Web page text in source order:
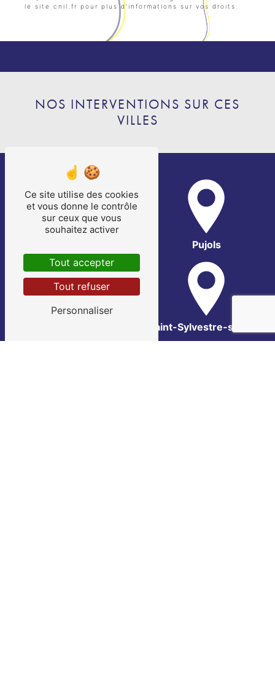
le site cnil.fr pour plus d’informations sur vos droits.
NOS INTERVENTIONS SUR CES
VILLES
Pujols
Saint-Sylvestre-sur-Lot
Ce site utilise des cookies
et vous donne le contrôle
sur ceux que vous
souhaitez activer
Tout accepter
Tout refuser
Personnaliser